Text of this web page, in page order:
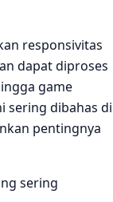
responsivitas
dapat diproses
game
sering dibahas di
pentingnya
sering